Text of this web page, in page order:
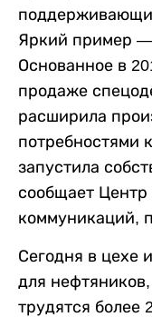
Яркий пример —
Основанное в
продаже
расширила
потребностями
запустила
сообщает
коммуникаций,
Сегодня в цехе
для
трудятся более